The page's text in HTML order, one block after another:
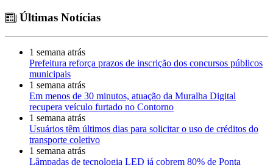
Últimas Notícias
1 semana atrás
Prefeitura reforça prazos de inscrição dos concursos públicos
municipais
1 semana atrás
Em menos de 30 minutos, atuação da Muralha Digital
recupera veículo furtado no Contorno
1 semana atrás
Usuários têm últimos dias para solicitar o uso de créditos do
transporte coletivo
1 semana atrás
Lâmpadas de tecnologia LED já cobrem 80% de Ponta